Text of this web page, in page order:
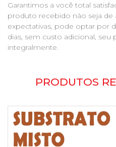
Garantimos a você total
produto recebido não seja de
expectativas, pode optar por
dias, sem custo adicional, seu
integralmente.
PRODUTOS